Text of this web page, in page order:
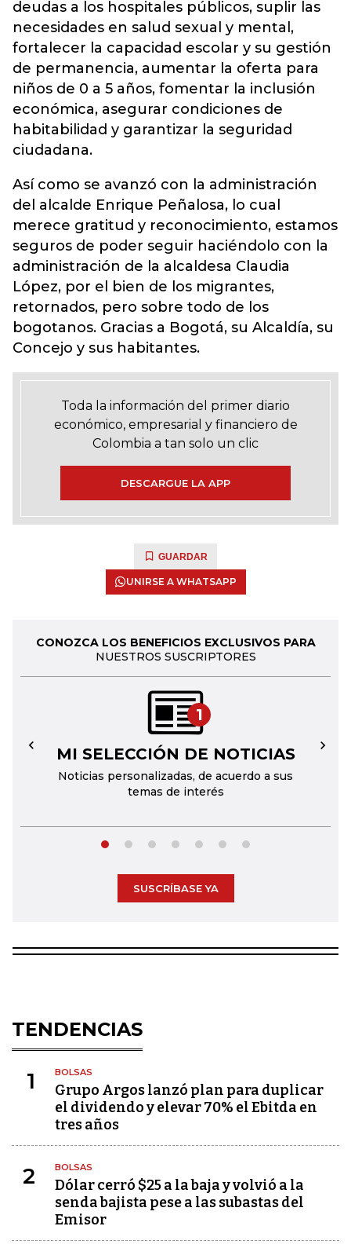
deudas a los hospitales públicos, suplir las
necesidades en salud sexual y mental,
fortalecer la capacidad escolar y su gestión
de permanencia, aumentar la oferta para
niños de 0 a 5 años, fomentar la inclusión
económica, asegurar condiciones de
habitabilidad y garantizar la seguridad
ciudadana.
Así como se avanzó con la administración
del alcalde Enrique Peñalosa, lo cual
merece gratitud y reconocimiento, estamos
seguros de poder seguir haciéndolo con la
administración de la alcaldesa Claudia
López, por el bien de los migrantes,
retornados, pero sobre todo de los
bogotanos. Gracias a Bogotá, su Alcaldía, su
Concejo y sus habitantes.
Toda la información del primer diario
económico, empresarial y financiero de
Colombia a tan solo un clic
DESCARGUE LA APP
GUARDAR
UNIRSE A WHATSAPP
CONOZCA LOS BENEFICIOS EXCLUSIVOS PARA
NUESTROS SUSCRIPTORES
1
MI SELECCIÓN DE NOTICIAS
Noticias personalizadas, de acuerdo a sus
temas de interés
← →
SUSCRÍBASE YA
TENDENCIAS
1 BOLSAS
Grupo Argos lanzó plan para duplicar
el dividendo y elevar 70% el Ebitda en
tres años
2 BOLSAS
Dólar cerró $25 a la baja y volvió a la
senda bajista pese a las subastas del
Emisor